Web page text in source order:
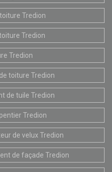
Tredion
Tredion
Tredion
toiture Tredion
de tuile Tredion
Tredion
de velux Tredion
de façade Tredion